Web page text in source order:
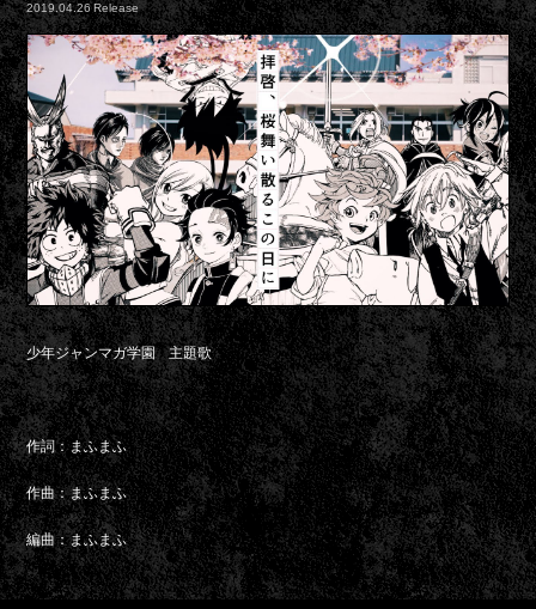
2019.04.26 Release
少年ジャンマガ学園 主題歌
作詞：まふまふ
作曲：まふまふ
編曲：まふまふ